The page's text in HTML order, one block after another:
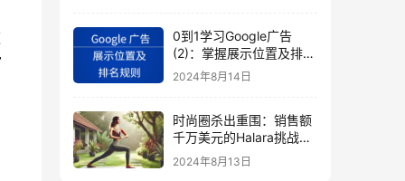
0到1学习Google广告
(2)：掌握展示位置及排名
规则
2024年8月14日
时尚圈杀出重围：销售额
千万美元的Halara挑战
SHEIN成新时尚巨头
（上）
2024年8月13日